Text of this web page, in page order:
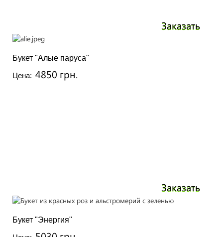
Заказать
Букет "Алые паруса"
Цена: 4850 грн.
Заказать
Букет "Энергия"